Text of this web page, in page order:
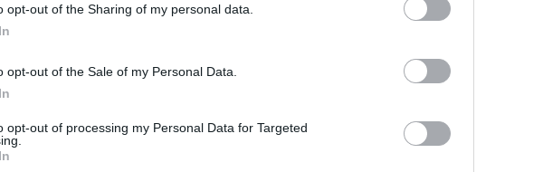
opt-out of the Sharing of my personal data.
opt-out of the Sale of my Personal Data.
opt-out of processing my Personal Data for Targeted
nella sezioneLogindal menù del sito o
Olbia
Studenti Olbia